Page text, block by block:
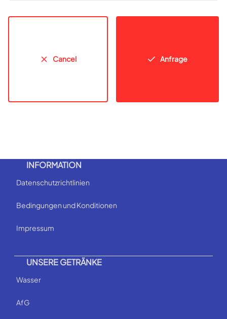
Cancel Anfrage
INFORMATION
Datenschutzrichtlinien
Bedingungen und Konditionen
Impressum
UNSERE GETRÄNKE
Wasser
AfG